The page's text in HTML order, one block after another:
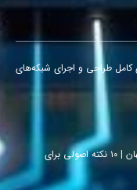
طراحی و اجرای شبکه‌های
نصب دوربین مداربسته اصفهان | ۱۰ نکته اصولی برای